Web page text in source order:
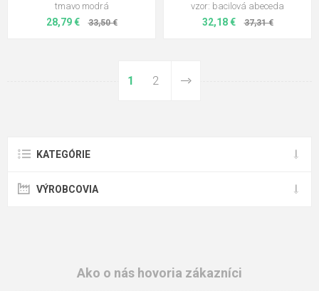
tmavo modrá
28,79 € 33,50 €
vzor: bacilová abeceda
32,18 € 37,31 €
1 2
KATEGÓRIE
VÝROBCOVIA
Ako o nás hovoria zákazníci